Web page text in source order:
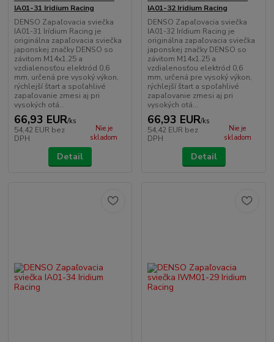
IA01-31 Iridium Racing
DENSO Zapaľovacia sviečka
IA01-31 Irídium Racing je
originálna zapaľovacia sviečka
japonskej značky DENSO so
závitom M14x1.25 a
vzdialenosťou elektród 0,6
mm, určená pre vysoký výkon,
rýchlejší štart a spoľahlivé
zapaľovanie zmesi aj pri
vysokých otá...
66,93 EUR/ks
54,42 EUR bez
DPH
Nie je
skladom
Detail
IA01-32 Iridium Racing
DENSO Zapaľovacia sviečka
IA01-32 Irídium Racing je
originálna zapaľovacia sviečka
japonskej značky DENSO so
závitom M14x1.25 a
vzdialenosťou elektród 0,6
mm, určená pre vysoký výkon,
rýchlejší štart a spoľahlivé
zapaľovanie zmesi aj pri
vysokých otá...
66,93 EUR/ks
54,42 EUR bez
DPH
Nie je
skladom
Detail